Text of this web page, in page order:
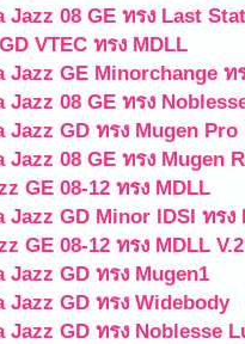
08 GE ทรง Last
VTEC ทรง MDLL
GE Minorchange ท
08 GE ทรง
GD ทรง Mugen
08 GE ทรง Mugen
GE 08-12 ทรง MDLL
GD Minor IDSI ทรง
GE 08-12 ทรง MDLL V.2
GD ทรง Mugen1
GD ทรง Widebody
GD ทรง Noblesse